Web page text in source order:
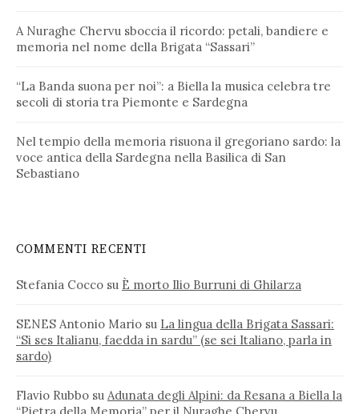
A Nuraghe Chervu sboccia il ricordo: petali, bandiere e
memoria nel nome della Brigata “Sassari”
“La Banda suona per noi”: a Biella la musica celebra tre
secoli di storia tra Piemonte e Sardegna
Nel tempio della memoria risuona il gregoriano sardo: la
voce antica della Sardegna nella Basilica di San
Sebastiano
COMMENTI RECENTI
Stefania Cocco su È morto Ilio Burruni di Ghilarza
SENES Antonio Mario su La lingua della Brigata Sassari:
“Si ses Italianu, faedda in sardu” (se sei Italiano, parla in
sardo)
Flavio Rubbo su Adunata degli Alpini: da Resana a Biella la
“Pietra della Memoria” per il Nuraghe Chervu